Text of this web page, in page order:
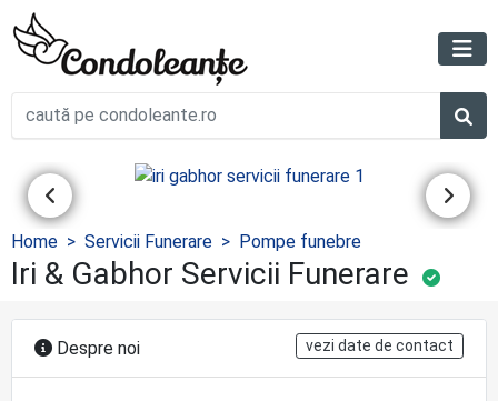
Home Servicii Funerare Pompe funebre
Iri & Gabhor Servicii Funerare
Despre noi vezi date de contact